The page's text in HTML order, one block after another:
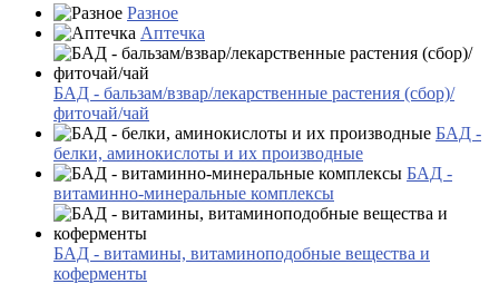
Разное
Аптечка
БАД - бальзам/взвар/лекарственные растения (сбор)/
фиточай/чай
БАД -
белки, аминокислоты и их производные
БАД -
витаминно-минеральные комплексы
БАД - витамины, витаминоподобные вещества и
коферменты